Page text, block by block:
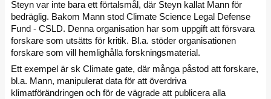
Steyn var inte bara ett förtalsmål, där Steyn kallat Mann för
bedräglig. Bakom Mann stod Climate Science Legal Defense
Fund - CSLD. Denna organisation har som uppgift att försvara
forskare som utsätts för kritik. Bl.a. stöder organisationen
forskare som vill hemlighålla forskningsmaterial.
Ett exempel är sk Climate gate, där många påstod att forskare,
bl.a. Mann, manipulerat data för att överdriva
klimatförändringen och för de vägrade att publicera alla